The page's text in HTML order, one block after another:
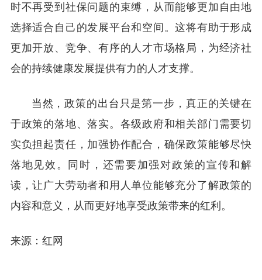
时不再受到社保问题的束缚，从而能够更加自由地
选择适合自己的发展平台和空间。这将有助于形成
更加开放、竞争、有序的人才市场格局，为经济社
会的持续健康发展提供有力的人才支撑。
当然，政策的出台只是第一步，真正的关键在
于政策的落地、落实。各级政府和相关部门需要切
实负担起责任，加强协作配合，确保政策能够尽快
落地见效。同时，还需要加强对政策的宣传和解
读，让广大劳动者和用人单位能够充分了解政策的
内容和意义，从而更好地享受政策带来的红利。
来源：红网